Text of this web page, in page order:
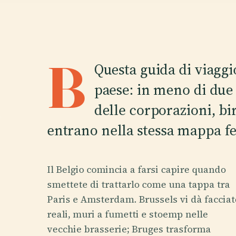
B Questa guida di
paese: in meno di
delle corporazioni,
entrano nella stessa mappa
Il Belgio comincia a farsi capire quando
smettete di trattarlo come una tappa tra
Paris e Amsterdam. Brussels vi dà
reali, muri a fumetti e stoemp nelle
vecchie brasserie; Bruges trasforma